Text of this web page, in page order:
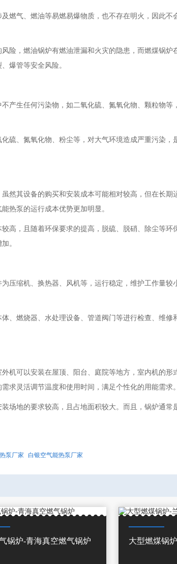
燃气、燃油等易燃易爆物质，也不存在明火，因此
险，燃油锅炉有燃油泄漏和火灾的隐患，而燃煤锅
爆管等安全风险。
产生任何污染物，如二氧化硫、氮氧化物、颗粒物
硫、氮氧化物、粉尘等，对大气环境造成严重污染
然其设备的购买和安装成本可能相对较高，但在长
热泵的运行成本优势更加明显。
高，且随着环保要求的提高，脱硫、脱硝、除尘等
。
压缩机、换热器、风机等，运行稳定，维护工作量
、燃烧器、水处理设备、管道阀门等进行检查、维
机可以安装在屋顶、阳台、庭院等地方，室内机的
求灵活调节温度和使用时间，满足个性化的用能需求。
场地的要求较高，且占地面积较大。而且，锅炉通常
泵厂家 白银空气能热泵厂家
锅炉-青海真空燃气锅炉 大型燃煤锅